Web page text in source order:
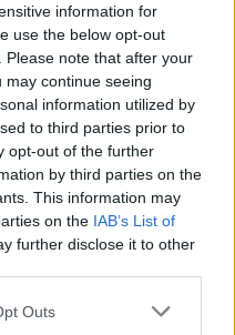
information for
use the below opt-out
note that after your
continue seeing
information utilized by
to third parties prior to
opt-out of the further
by third parties on the
This information may
on the IAB’s List of
further disclose it to other
Outs
Standard
SLAs
Next-
business-
day onsite
labor &
parts
prioritization
X